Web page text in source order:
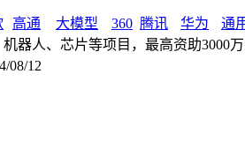
高通 大模型 360 腾讯 华为 通
器人、芯片等项目，最高资助3000
08/12